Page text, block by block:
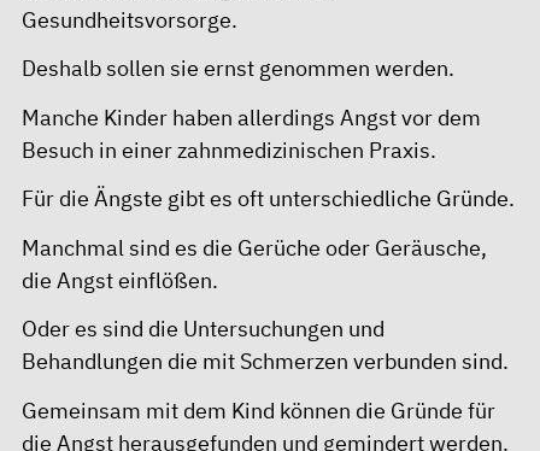
Gesundheitsvorsorge.
Deshalb sollen sie ernst genommen werden.
Manche Kinder haben allerdings Angst vor dem
Besuch in einer zahnmedizinischen Praxis.
Für die Ängste gibt es oft unterschiedliche Gründe.
Manchmal sind es die Gerüche oder Geräusche,
die Angst einflößen.
Oder es sind die Untersuchungen und
Behandlungen die mit Schmerzen verbunden sind.
Gemeinsam mit dem Kind können die Gründe für
die Angst herausgefunden und gemindert werden.